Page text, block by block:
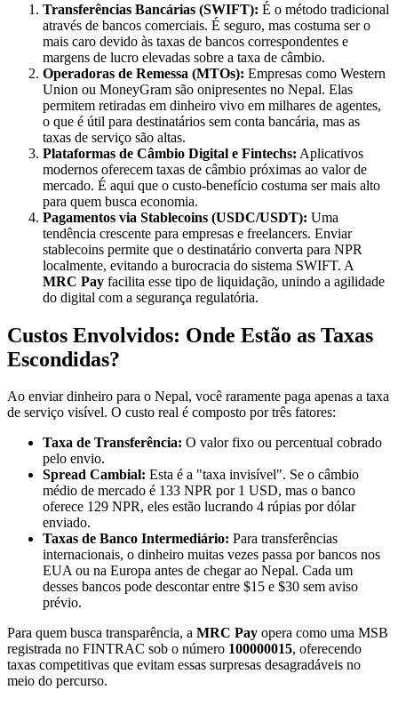
Transferências Bancárias (SWIFT): É o método tradicional
através de bancos comerciais. É seguro, mas costuma ser o
mais caro devido às taxas de bancos correspondentes e
margens de lucro elevadas sobre a taxa de câmbio.
Operadoras de Remessa (MTOs): Empresas como Western
Union ou MoneyGram são onipresentes no Nepal. Elas
permitem retiradas em dinheiro vivo em milhares de agentes,
o que é útil para destinatários sem conta bancária, mas as
taxas de serviço são altas.
Plataformas de Câmbio Digital e Fintechs: Aplicativos
modernos oferecem taxas de câmbio próximas ao valor de
mercado. É aqui que o custo-benefício costuma ser mais alto
para quem busca economia.
Pagamentos via Stablecoins (USDC/USDT): Uma
tendência crescente para empresas e freelancers. Enviar
stablecoins permite que o destinatário converta para NPR
localmente, evitando a burocracia do sistema SWIFT. A
MRC Pay facilita esse tipo de liquidação, unindo a agilidade
do digital com a segurança regulatória.
Custos Envolvidos: Onde Estão as Taxas
Escondidas?
Ao enviar dinheiro para o Nepal, você raramente paga apenas a taxa
de serviço visível. O custo real é composto por três fatores:
Taxa de Transferência: O valor fixo ou percentual cobrado
pelo envio.
Spread Cambial: Esta é a "taxa invisível". Se o câmbio
médio de mercado é 133 NPR por 1 USD, mas o banco
oferece 129 NPR, eles estão lucrando 4 rúpias por dólar
enviado.
Taxas de Banco Intermediário: Para transferências
internacionais, o dinheiro muitas vezes passa por bancos nos
EUA ou na Europa antes de chegar ao Nepal. Cada um
desses bancos pode descontar entre $15 e $30 sem aviso
prévio.
Para quem busca transparência, a MRC Pay opera como uma MSB
registrada no FINTRAC sob o número 100000015, oferecendo
taxas competitivas que evitam essas surpresas desagradáveis no
meio do percurso.